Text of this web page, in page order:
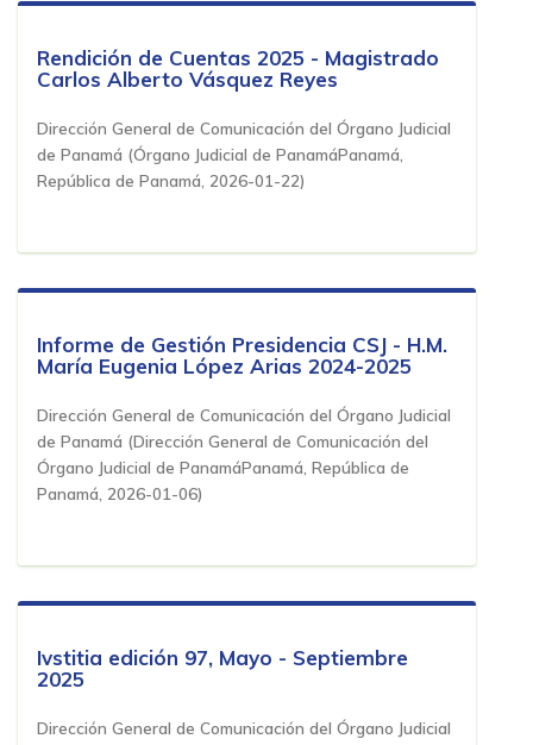
Rendición de Cuentas 2025 - Magistrado
Carlos Alberto Vásquez Reyes
Dirección General de Comunicación del Órgano Judicial
de Panamá (Órgano Judicial de PanamáPanamá,
República de Panamá 2026-01-22)
Informe de Gestión Presidencia CSJ - H.M.
María Eugenia López Arias 2024-2025
Dirección General de Comunicación del Órgano Judicial
de Panamá (Dirección General de Comunicación del
Órgano Judicial de PanamáPanamá, República de
Panamá 2026-01-06)
Ivstitia edición 97, Mayo - Septiembre
2025
Dirección General de Comunicación del Órgano Judicial